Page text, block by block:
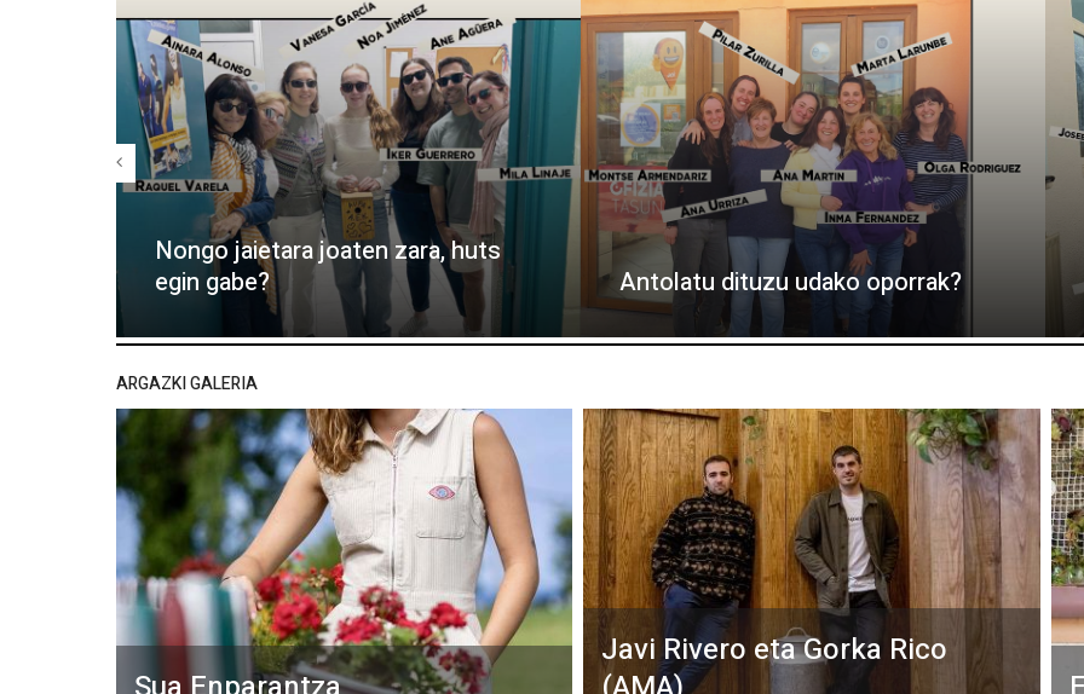
Nongo jaietara joaten zara, huts
egin gabe?
Antolatu dituzu udako oporrak?
ARGAZKI GALERIA
Javi Rivero eta Gorka Rico